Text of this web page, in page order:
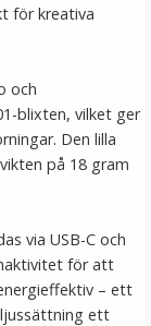
platta till
för kreativa
och
blixten, vilket ger
Den lilla
på 18 gram
via USB-C och
för att
– ett
ett